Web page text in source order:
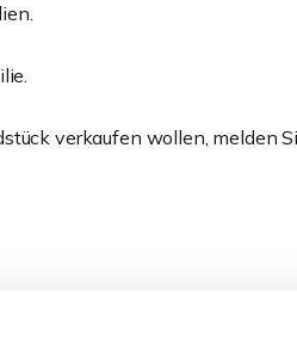
verkaufen wollen, melden